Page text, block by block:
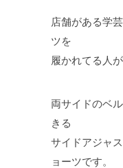
店舗がある学
ツを
履かれてる人
両サイドのベ
きる
サイドアジャ
ョーツです。